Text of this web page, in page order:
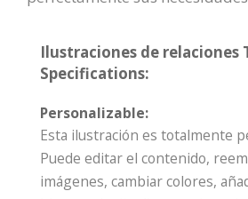
Ilustraciones de relaciones
Specifications:
Personalizable:
Esta ilustración es totalmente
Puede editar el contenido,
imágenes, cambiar colores,